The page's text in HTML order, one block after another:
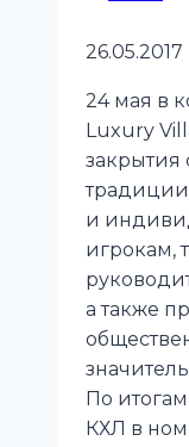
26.05.2017
24 мая в
Luxury
закрытия
и
игрокам,
а также
По
КХЛ в